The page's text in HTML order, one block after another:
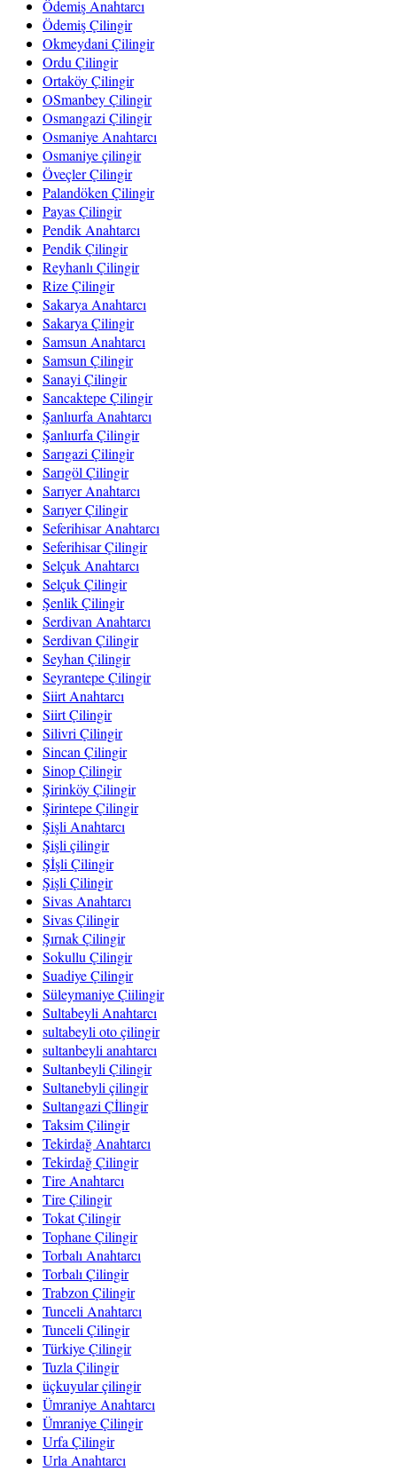
Ödemiş Anahtarcı
Ödemiş Çilingir
Okmeydani Çilingir
Ordu Çilingir
Ortaköy Çilingir
OSmanbey Çilingir
Osmangazi Çilingir
Osmaniye Anahtarcı
Osmaniye çilingir
Öveçler Çilingir
Palandöken Çilingir
Payas Çilingir
Pendik Anahtarcı
Pendik Çilingir
Reyhanlı Çilingir
Rize Çilingir
Sakarya Anahtarcı
Sakarya Çilingir
Samsun Anahtarcı
Samsun Çilingir
Sanayi Çilingir
Sancaktepe Çilingir
Şanlıurfa Anahtarcı
Şanlıurfa Çilingir
Sarıgazi Çilingir
Sarıgöl Çilingir
Sarıyer Anahtarcı
Sarıyer Çilingir
Seferihisar Anahtarcı
Seferihisar Çilingir
Selçuk Anahtarcı
Selçuk Çilingir
Şenlik Çilingir
Serdivan Anahtarcı
Serdivan Çilingir
Seyhan Çilingir
Seyrantepe Çilingir
Siirt Anahtarcı
Siirt Çilingir
Silivri Çilingir
Sincan Çilingir
Sinop Çilingir
Şirinköy Çilingir
Şirintepe Çilingir
Şişli Anahtarcı
Şişli çilingir
Şİşli Çilingir
Şişli Çilingir
Sivas Anahtarcı
Sivas Çilingir
Şırnak Çilingir
Sokullu Çilingir
Suadiye Çilingir
Süleymaniye Çiilingir
Sultabeyli Anahtarcı
sultabeyli oto çilingir
sultanbeyli anahtarcı
Sultanbeyli Çilingir
Sultanebyli çilingir
Sultangazi Çİlingir
Taksim Çilingir
Tekirdağ Anahtarcı
Tekirdağ Çilingir
Tire Anahtarcı
Tire Çilingir
Tokat Çilingir
Tophane Çilingir
Torbalı Anahtarcı
Torbalı Çilingir
Trabzon Çilingir
Tunceli Anahtarcı
Tunceli Çilingir
Türkiye Çilingir
Tuzla Çilingir
üçkuyular çilingir
Ümraniye Anahtarcı
Ümraniye Çilingir
Urfa Çilingir
Urla Anahtarcı